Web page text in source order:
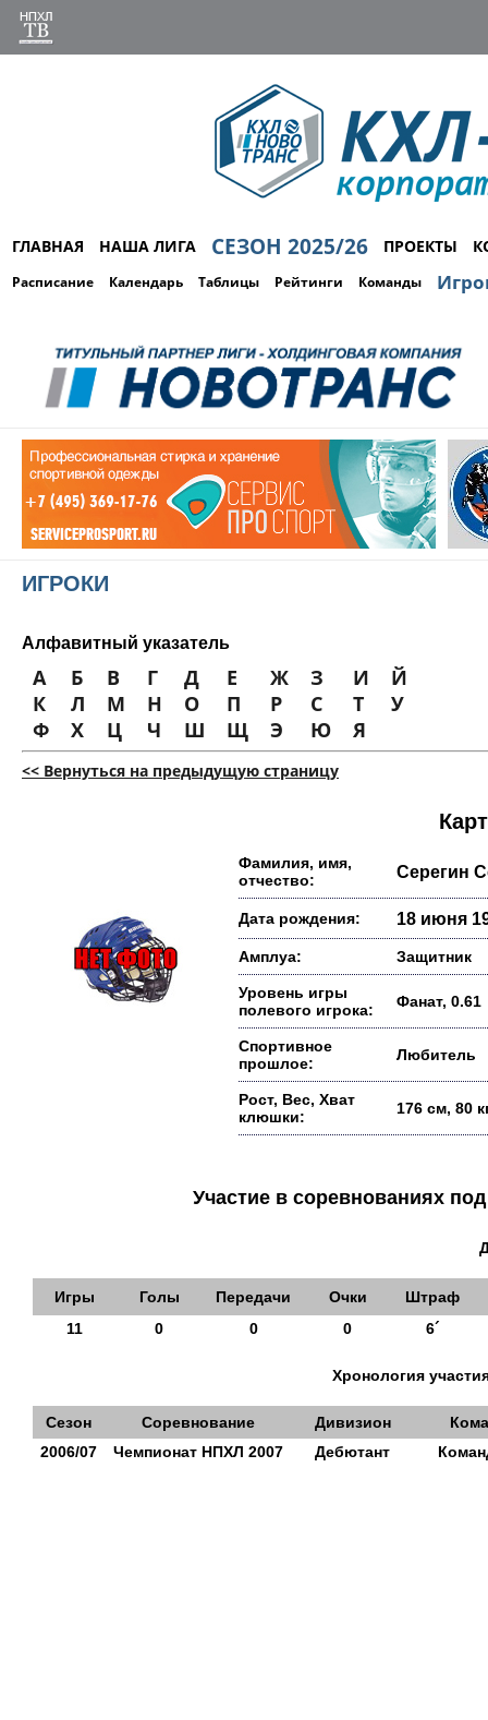
ГЛАВНАЯ НАША ЛИГА СЕЗОН 2025/26 ПРОЕКТЫ
Расписание Календарь Таблицы Рейтинги Команды
ИГРОКИ
Алфавитный указатель
А Б В Г Д Е Ж З И
Й
К
Л М Н О П Р С Т
У
Ф
Х Ц Ч Ш Щ Э Ю Я
<< Вернуться на предыдущую страницу
Фамилия, имя,
отчество:
Серегин
Дата рождения: 18 июня
Амплуа: Защитник
Уровень игры
полевого игрока:
Фанат, 0.61
Спортивное
прошлое:
Любитель
Рост, Вес, Хват
клюшки:
176 см, 80
Участие в соревнованиях
Игры Голы Передачи Очки
Штраф
11
0 0 0 6´
Хронология
Сезон Соревнование Дивизион
2006/07
Чемпионат НПХЛ 2007 Дебютант